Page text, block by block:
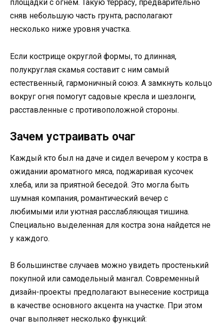
площадки с огнем. Такую террасу, предварительно
сняв небольшую часть грунта, располагают
несколько ниже уровня участка.
Если кострище округлой формы, то длинная,
полукруглая скамья составит с ним самый
естественный, гармоничный союз. А замкнуть кольцо
вокруг огня помогут садовые кресла и шезлонги,
расставленные с противоположной стороны.
Зачем устраивать очаг
Каждый кто был на даче и сидел вечером у костра в
ожидании ароматного мяса, поджаривая кусочек
хлеба, или за приятной беседой. Это могла быть
шумная компания, романтический вечер с
любимыми или уютная расслабляющая тишина.
Специально выделенная для костра зона найдется не
у каждого.
В большинстве случаев можно увидеть простенький
покупной или самодельный мангал. Современный
дизайн-проекты предполагают вынесение кострища
в качестве основного акцента на участке. При этом
очаг выполняет несколько функций: